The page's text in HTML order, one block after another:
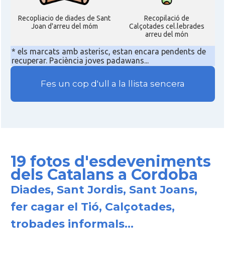
Recopliacio de diades de Sant
Joan d'arreu del móm
Recopilació de
Calçotades cel.lebrades
arreu del món
* els marcats amb asterisc, estan encara pendents de
recuperar. Paciència joves padawans...
Fes un cop d'ull a la llista sencera
19 fotos d'esdeveniments
dels Catalans a Cordoba
Diades, Sant Jordis, Sant Joans,
fer cagar el Tió, Calçotades,
trobades informals...